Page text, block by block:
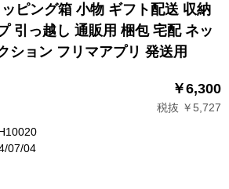
ピング箱 小物 ギフト配送 収納
引っ越し 通販用 梱包 宅配 ネッ
ション フリマアプリ 発送用
￥6,300
税抜 ￥5,727
07/04